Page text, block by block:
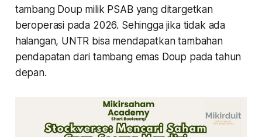
tambang Doup milik PSAB yang ditargetkan
beroperasi pada 2026. Sehingga jika tidak ada
halangan, UNTR bisa mendapatkan tambahan
pendapatan dari tambang emas Doup pada tahun
depan.